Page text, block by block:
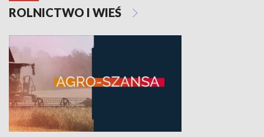
ROLNICTWO I WIEŚ